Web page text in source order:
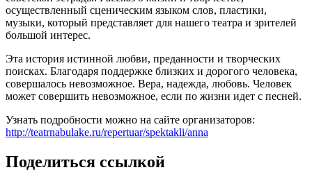
осуществленный сценическим языком слов, пластики,
музыки, который представляет для нашего театра и зрителей
большой интерес.
Эта история истинной любви, преданности и творческих
поисках. Благодаря поддержке близких и дорогого человека,
совершалось невозможное. Вера, надежда, любовь. Человек
может совершить невозможное, если по жизни идет с песней.
Узнать подробности можно на сайте организаторов:
http://teatrnabulake.ru/repertuar/spektakli/anna
Поделиться ссылкой